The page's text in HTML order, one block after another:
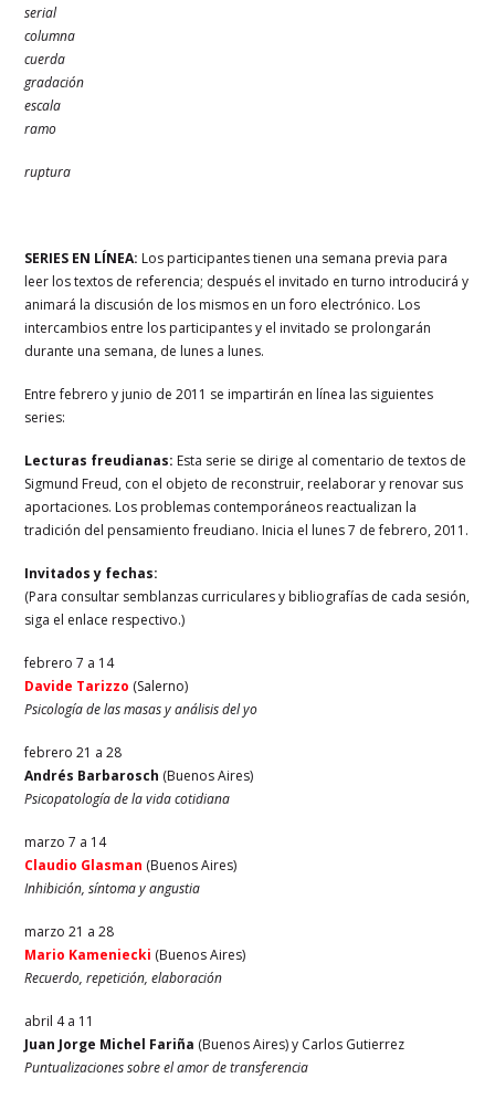
serial
columna
cuerda
gradación
escala
ramo
ruptura
SERIES EN LÍNEA: Los participantes tienen una semana previa para
leer los textos de referencia; después el invitado en turno introducirá y
animará la discusión de los mismos en un foro electrónico. Los
intercambios entre los participantes y el invitado se prolongarán
durante una semana, de lunes a lunes.
Entre febrero y junio de 2011 se impartirán en línea las siguientes
series:
Lecturas freudianas: Esta serie se dirige al comentario de textos de
Sigmund Freud, con el objeto de reconstruir, reelaborar y renovar sus
aportaciones. Los problemas contemporáneos reactualizan la
tradición del pensamiento freudiano. Inicia el lunes 7 de febrero, 2011.
Invitados y fechas:
(Para consultar semblanzas curriculares y bibliografías de cada sesión,
siga el enlace respectivo.)
febrero 7 a 14
Davide Tarizzo (Salerno)
Psicología de las masas y análisis del yo
febrero 21 a 28
Andrés Barbarosch (Buenos Aires)
Psicopatología de la vida cotidiana
marzo 7 a 14
Claudio Glasman (Buenos Aires)
Inhibición, síntoma y angustia
marzo 21 a 28
Mario Kameniecki (Buenos Aires)
Recuerdo, repetición, elaboración
abril 4 a 11
Juan Jorge Michel Fariña (Buenos Aires) y Carlos Gutierrez
Puntualizaciones sobre el amor de transferencia